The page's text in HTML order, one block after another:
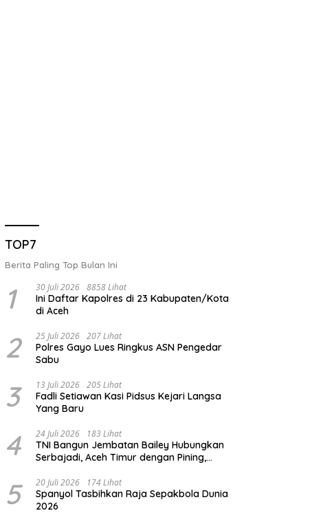
TOP7
Berita Paling Top Bulan Ini
1 30 Juli 2026 8858 Lihat
Ini Daftar Kapolres di 23 Kabupaten/Kota
di Aceh
2 25 Juli 2026 207 Lihat
Polres Gayo Lues Ringkus ASN Pengedar
Sabu
3 13 Juli 2026 205 Lihat
Fadli Setiawan Kasi Pidsus Kejari Langsa
Yang Baru
4 24 Juli 2026 183 Lihat
TNI Bangun Jembatan Bailey Hubungkan
Serbajadi, Aceh Timur dengan Pining,
5 20 Juli 2026 174 Lihat
Spanyol Tasbihkan Raja Sepakbola Dunia
2026